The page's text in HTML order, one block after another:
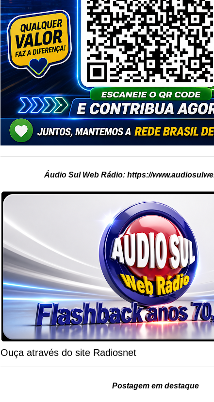
Áudio Sul Web Rádio: https://
Ouça através do site Radiosnet
Postagem em destaque